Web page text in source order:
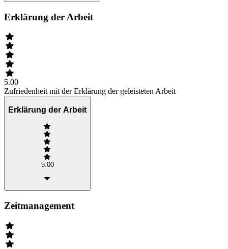
Erklärung der Arbeit
5.00
Zufriedenheit mit der Erklärung der geleisteten Arbeit
Erklärung der Arbeit
5.00
Zeitmanagement